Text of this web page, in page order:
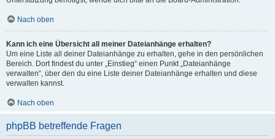
Nach oben
Kann ich eine Übersicht all meiner Dateianhänge erhalten?
Um eine Liste all deiner Dateianhänge zu erhalten, gehe in den persönlichen
Bereich. Dort findest du unter „Einstieg“ einen Punkt „Dateianhänge
verwalten“, über den du eine Liste deiner Dateianhänge erhalten und diese
verwalten kannst.
Nach oben
phpBB betreffende Fragen